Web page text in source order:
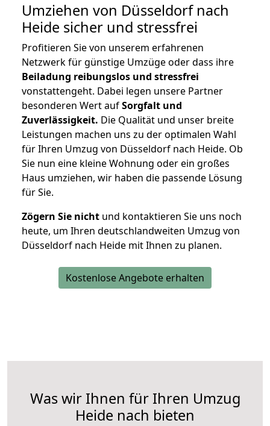
Umziehen von Düsseldorf nach
Heide sicher und stressfrei
Profitieren Sie von unserem erfahrenen
Netzwerk für günstige Umzüge oder dass ihre
Beiladung reibungslos und stressfrei
vonstattengeht. Dabei legen unsere Partner
besonderen Wert aufSorgfalt und
Zuverlässigkeit. Die Qualität und unser breite
Leistungen machen uns zu der optimalen Wahl
für Ihren Umzug von Düsseldorf nach Heide. Ob
Sie nun eine kleine Wohnung oder ein großes
Haus umziehen, wir haben die passende Lösung
für Sie.
Zögern Sie nicht und kontaktieren Sie uns noch
heute, um Ihren deutschlandweiten Umzug von
Düsseldorf nach Heide mit Ihnen zu planen.
Kostenlose Angebote erhalten
Was wir Ihnen für Ihren Umzug
Heide nach bieten